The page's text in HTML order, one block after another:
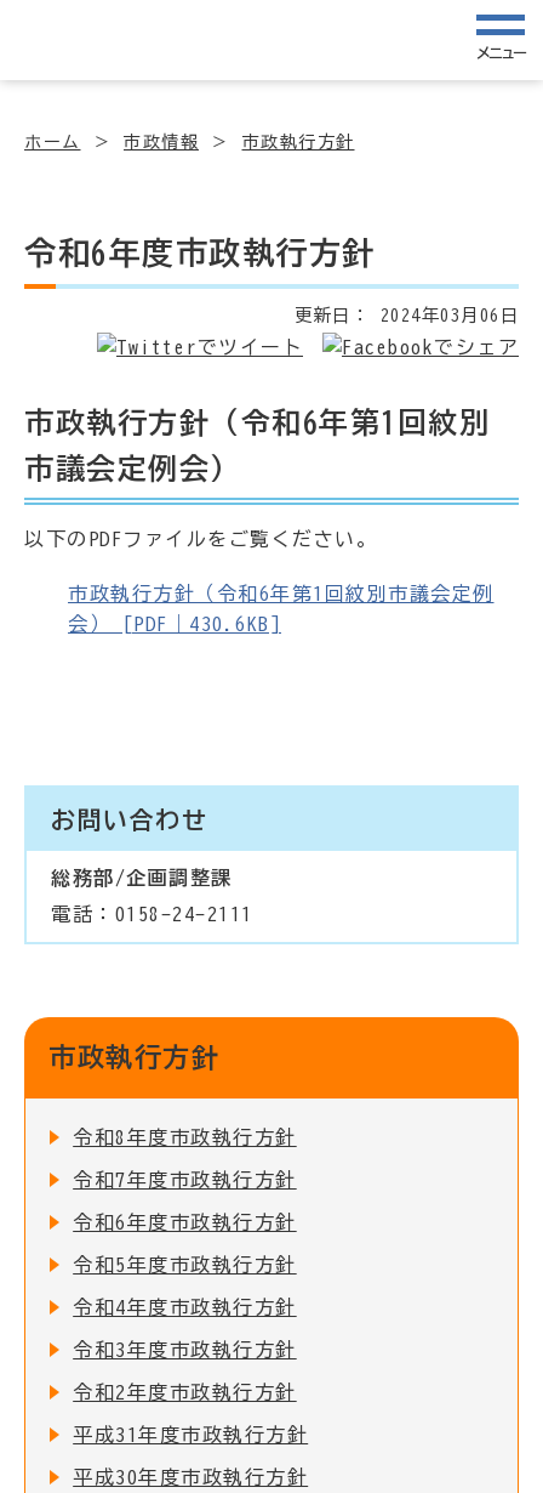
メニュー
ホーム 市政情報 市政執行方針
令和6年度市政執行方針
更新日： 2024年03月06日
市政執行方針（令和6年第1回紋別
市議会定例会）
以下のPDFファイルをご覧ください。
市政執行方針（令和6年第1回紋別市議会定例
会） [PDF｜430.6KB]
お問い合わせ
総務部/企画調整課
電話：0158-24-2111
市政執行方針
令和8年度市政執行方針
令和7年度市政執行方針
令和6年度市政執行方針
令和5年度市政執行方針
令和4年度市政執行方針
令和3年度市政執行方針
令和2年度市政執行方針
平成31年度市政執行方針
平成30年度市政執行方針